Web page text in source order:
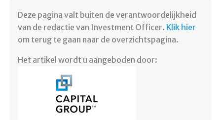
Deze pagina valt buiten de verantwoordelijkheid
van de redactie van Investment Officer. Klik hier
om terug te gaan naar de overzichtspagina.
Het artikel wordt u aangeboden door: